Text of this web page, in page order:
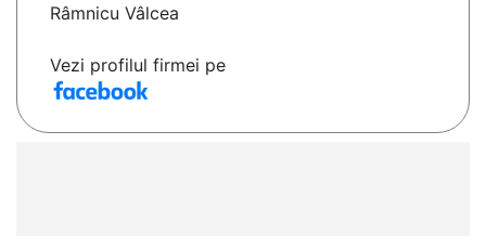
Râmnicu Vâlcea
Vezi profilul firmei pe